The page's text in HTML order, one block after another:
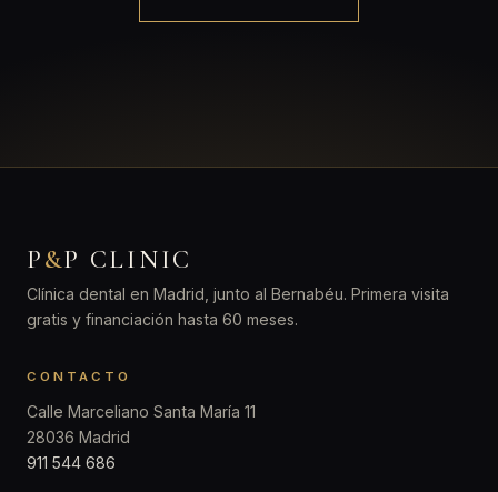
P&P CLINIC
Clínica dental en Madrid, junto al Bernabéu. Primera visita
gratis y financiación hasta 60 meses.
CONTACTO
Calle Marceliano Santa María 11
28036 Madrid
911 544 686